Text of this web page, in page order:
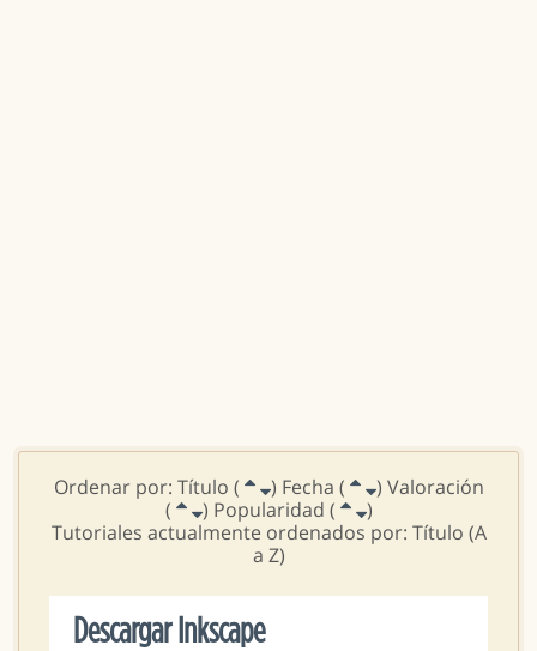
Ordenar por: Título ( ) Fecha (
) Valoración
(
) Popularidad (
)
Tutoriales actualmente ordenados por: Título (A
a Z)
Descargar Inkscape